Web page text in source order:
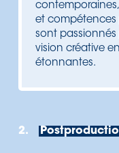
et compétences
sont
vision créative
étonnantes.
2.